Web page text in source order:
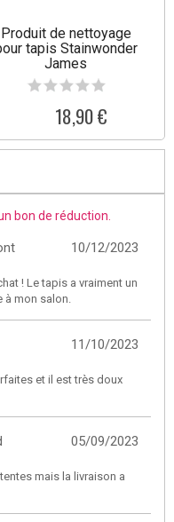
Produit de nettoyage
tapis Stainwonder
James
18,90 €
bon de réduction.
10/12/2023
! Le tapis a vraiment un
mon salon.
11/10/2023
et il est très doux
05/09/2023
mais la livraison a